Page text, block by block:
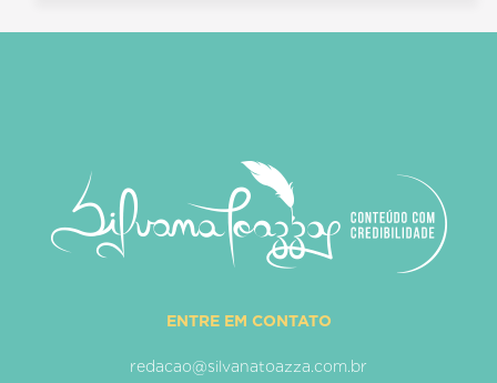
ENTRE EM CONTATO
redacao@silvanatoazza.com.br